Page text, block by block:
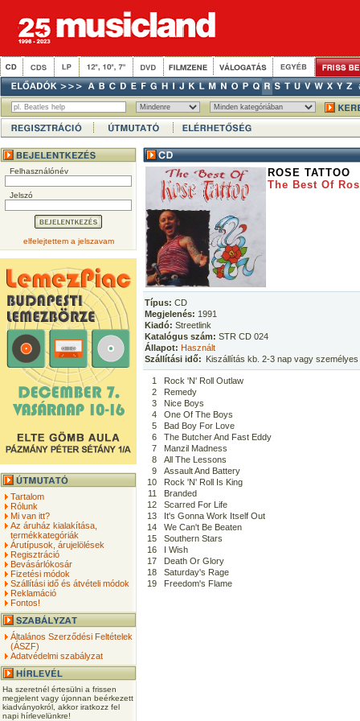
Felhasználónév
Jelszó
elfelejtettem a jelszavam
Tartalom
Rólunk
Mi van itt?
Az áruház kialakítása,
termékkategóriák
Árutípusok, árujelölések
Regisztráció
Bevásárlókosár
Fizetési módok
Szállítási idő és átvételi módok
Reklamáció
Fontos!
Általános Szerződési Feltételek
(ÁSZF)
Adatvédelmi szabályzat
Ha szeretnél értesülni a frissen
megjelent vagy újonnan beérkezett
kiadványokról, akkor iratkozz fel
napi hírlevelünkre!
ROSE TATTOO
The Best Of
Típus: CD
Megjelenés: 1991
Kiadó: Streetlink
Katalógus szám: STR CD 024
Állapot: Használt
Szállítási idő: Kiszállítás kb. 2-3 nap vagy
1
Rock 'N' Roll Outlaw
2
Remedy
3
Nice Boys
4
One Of The Boys
5
Bad Boy For Love
6
The Butcher And Fast Eddy
7
Manzil Madness
8
All The Lessons
9
Assault And Battery
10
Rock 'N' Roll Is King
11
Branded
12
Scarred For Life
13
It's Gonna Work Itself Out
14
We Can't Be Beaten
15
Southern Stars
16
I Wish
17
Death Or Glory
18
Saturday's Rage
19
Freedom's Flame